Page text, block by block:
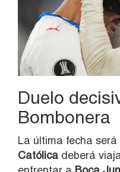
Duelo
Bombonera
La última fecha
Católica deberá